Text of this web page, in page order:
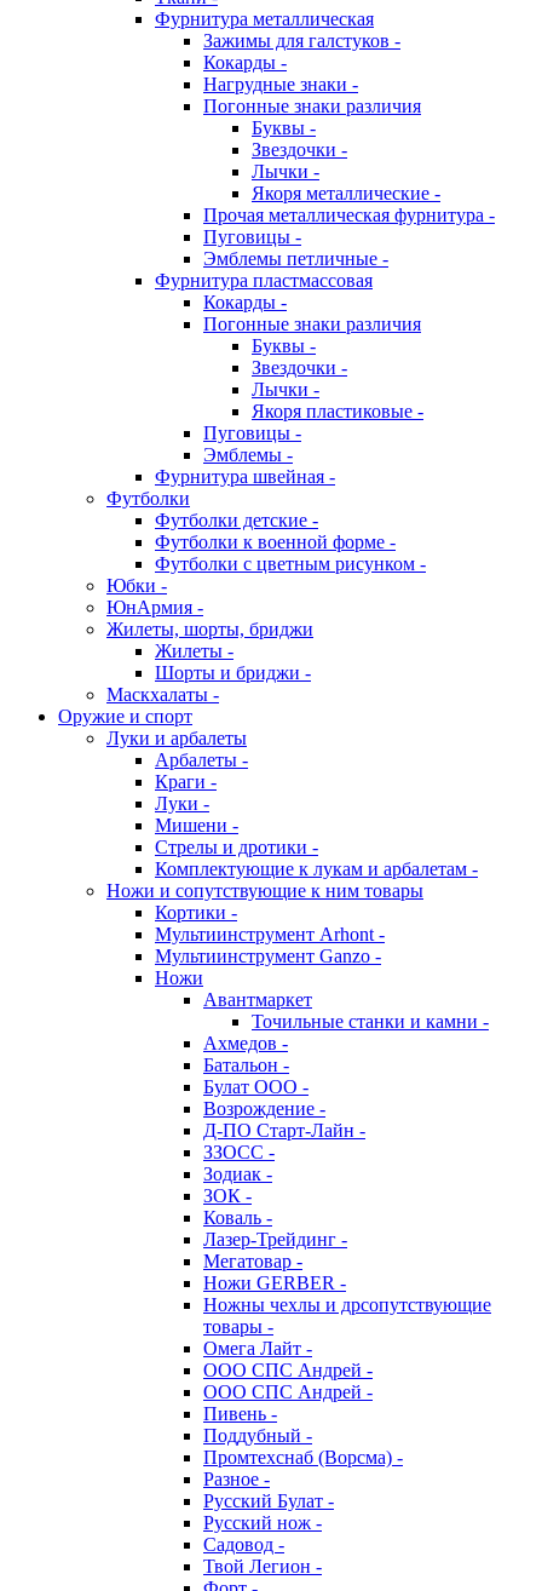
Фурнитура металлическая
Зажимы для галстуков -
Кокарды -
Нагрудные знаки -
Погонные знаки различия
Буквы -
Звездочки -
Лычки -
Якоря металлические -
Прочая металлическая фурнитура -
Пуговицы -
Эмблемы петличные -
Фурнитура пластмассовая
Кокарды -
Погонные знаки различия
Буквы -
Звездочки -
Лычки -
Якоря пластиковые -
Пуговицы -
Эмблемы -
Фурнитура швейная -
Футболки
Футболки детские -
Футболки к военной форме -
Футболки с цветным рисунком -
Юбки -
ЮнАрмия -
Жилеты, шорты, бриджи
Жилеты -
Шорты и бриджи -
Маскхалаты -
Оружие и спорт
Луки и арбалеты
Арбалеты -
Краги -
Луки -
Мишени -
Стрелы и дротики -
Комплектующие к лукам и арбалетам -
Ножи и сопутствующие к ним товары
Кортики -
Мультиинструмент Arhont -
Мультиинструмент Ganzo -
Ножи
Авантмаркет
Точильные станки и камни -
Ахмедов -
Батальон -
Булат ООО -
Возрождение -
Д-ПО Старт-Лайн -
ЗЗОСС -
Зодиак -
ЗОК -
Коваль -
Лазер-Трейдинг -
Мегатовар -
Ножи GERBER -
Ножны чехлы и дрсопутствующие
товары -
Омега Лайт -
ООО СПС Андрей -
ООО СПС Андрей -
Пивень -
Поддубный -
Промтехснаб (Ворсма) -
Разное -
Русский Булат -
Русский нож -
Садовод -
Твой Легион -